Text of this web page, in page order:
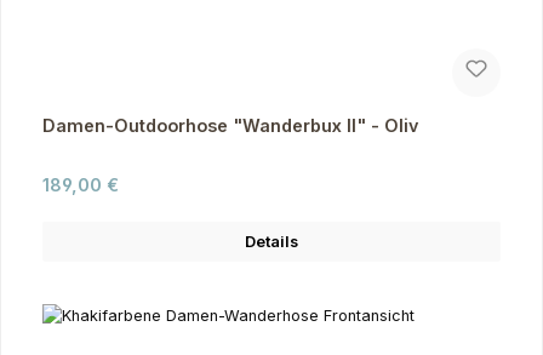
Damen-Outdoorhose "Wanderbux II" - Oliv
Regulärer Preis:
189,00 €
Details